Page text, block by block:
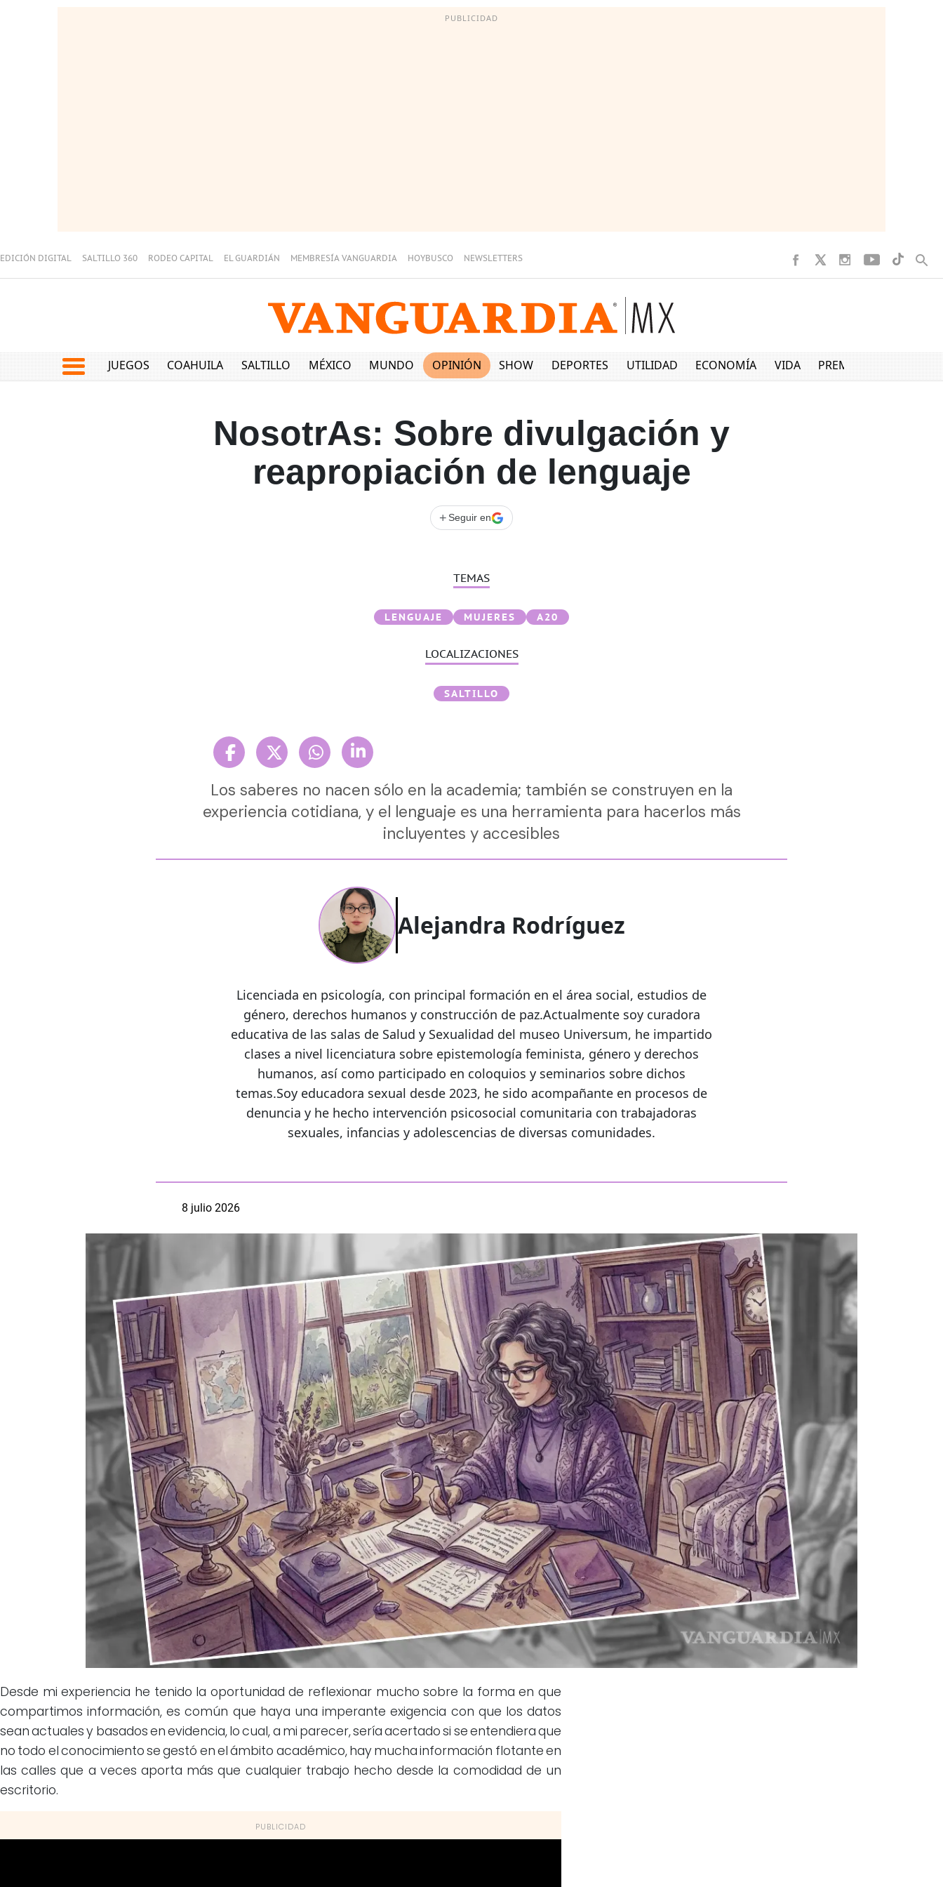
PUBLICIDAD
EDICIÓN DIGITAL SALTILLO 360 RODEO CAPITAL EL GUARDIÁN MEMBRESÍA VANGUARDIA HOYBUSCO NEWSLETTERS
JUEGOS COAHUILA SALTILLO MÉXICO MUNDO OPINIÓN SHOW DEPORTES UTILIDAD ECONOMÍA VIDA PREMIUM
NosotrAs: Sobre divulgación y
reapropiación de lenguaje
+ Seguir en
TEMAS
LENGUAJE MUJERES A20
LOCALIZACIONES
SALTILLO
Los saberes no nacen sólo en la academia; también se construyen en la
experiencia cotidiana, y el lenguaje es una herramienta para hacerlos más
incluyentes y accesibles
Alejandra Rodríguez
Licenciada en psicología, con principal formación en el área social, estudios de
género, derechos humanos y construcción de paz.Actualmente soy curadora
educativa de las salas de Salud y Sexualidad del museo Universum, he impartido
clases a nivel licenciatura sobre epistemología feminista, género y derechos
humanos, así como participado en coloquios y seminarios sobre dichos
temas.Soy educadora sexual desde 2023, he sido acompañante en procesos de
denuncia y he hecho intervención psicosocial comunitaria con trabajadoras
sexuales, infancias y adolescencias de diversas comunidades.
8 julio 2026
Desde mi experiencia he tenido la oportunidad de reflexionar mucho sobre la forma en que
compartimos información, es común que haya una imperante exigencia con que los datos
sean actuales y basados en evidencia, lo cual, a mi parecer, sería acertado si se entendiera que
no todo el conocimiento se gestó en el ámbito académico, hay mucha información flotante en
las calles que a veces aporta más que cualquier trabajo hecho desde la comodidad de un
escritorio.
PUBLICIDAD